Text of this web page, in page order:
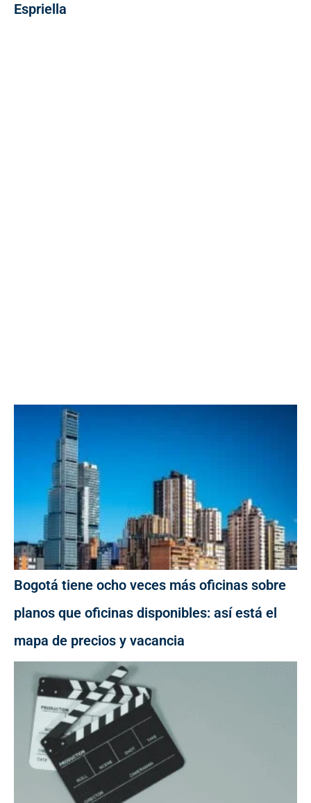
Espriella
Bogotá tiene ocho veces más oficinas sobre
planos que oficinas disponibles: así está el
mapa de precios y vacancia